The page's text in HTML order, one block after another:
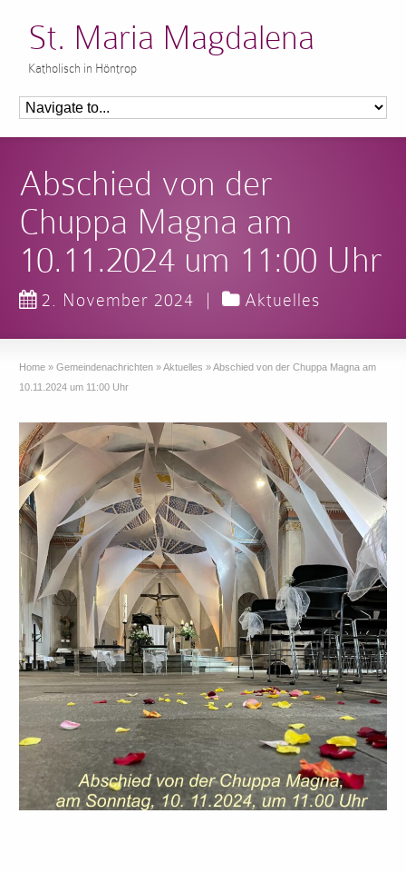
St. Maria Magdalena
Katholisch in Höntrop
Abschied von der
Chuppa Magna am
10.11.2024 um 11:00 Uhr
2. November 2024 | Aktuelles
Home » Gemeindenachrichten »Aktuelles »Abschied von der Chuppa Magna am
10.11.2024 um 11:00 Uhr